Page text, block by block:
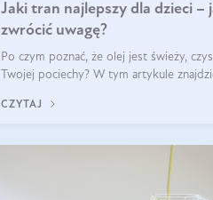
Jaki tran najlepszy dla dzieci –
zwrócić uwagę?
Po czym poznać, że olej jest świeży,
Twojej pociechy? W tym artykule
CZYTAJ